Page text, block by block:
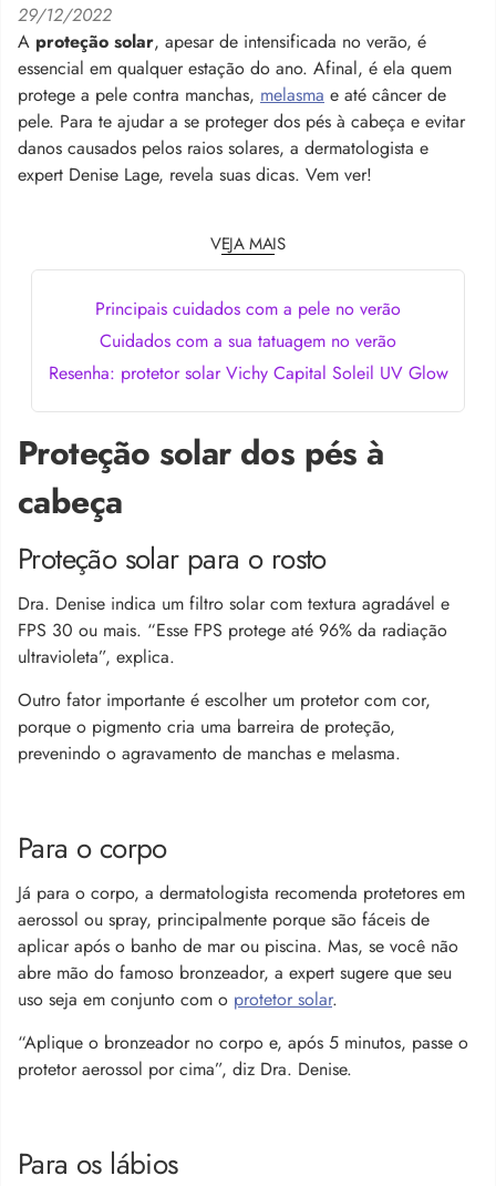
29/12/2022
A proteção solar, apesar de intensificada no verão, é
essencial em qualquer estação do ano. Afinal, é ela quem
protege a pele contra manchas, melasma e até câncer de
pele. Para te ajudar a se proteger dos pés à cabeça e evitar
danos causados pelos raios solares, a dermatologista e
expert Denise Lage, revela suas dicas. Vem ver!
VEJA MAIS
Principais cuidados com a pele no verão
Cuidados com a sua tatuagem no verão
Resenha: protetor solar Vichy Capital Soleil UV Glow
Proteção solar dos pés à
cabeça
Proteção solar para o rosto
Dra. Denise indica um filtro solar com textura agradável e
FPS 30 ou mais. “Esse FPS protege até 96% da radiação
ultravioleta”, explica.
Outro fator importante é escolher um protetor com cor,
porque o pigmento cria uma barreira de proteção,
prevenindo o agravamento de manchas e melasma.
Para o corpo
Já para o corpo, a dermatologista recomenda protetores em
aerossol ou spray, principalmente porque são fáceis de
aplicar após o banho de mar ou piscina. Mas, se você não
abre mão do famoso bronzeador, a expert sugere que seu
uso seja em conjunto com o protetor solar.
“Aplique o bronzeador no corpo e, após 5 minutos, passe o
protetor aerossol por cima”, diz Dra. Denise.
Para os lábios